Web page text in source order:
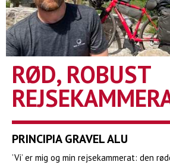
RØD, ROBUST
PRINCIPIA GRAVEL ALU
’Vi’ er mig og min rejsekammerat: den